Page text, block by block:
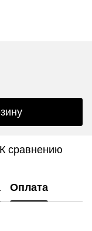
К сравнению
Оплата